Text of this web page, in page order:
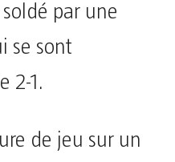
par une
se sont
2-1.
de jeu sur un